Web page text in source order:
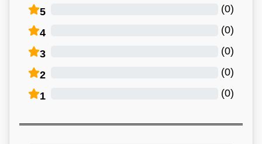
5 (
0
)
4 (
0
)
3 (
0
)
2 (
0
)
1 (
0
)